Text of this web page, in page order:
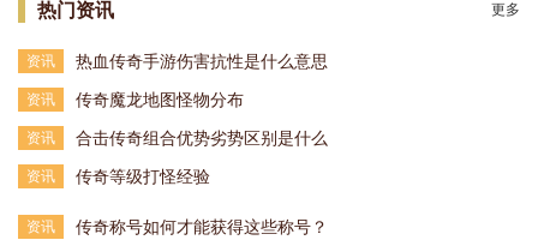
热门资讯 更多
资讯 热血传奇手游伤害抗性是什么意思
资讯 传奇魔龙地图怪物分布
资讯 合击传奇组合优势劣势区别是什么
资讯 传奇等级打怪经验
资讯 传奇称号如何才能获得这些称号？